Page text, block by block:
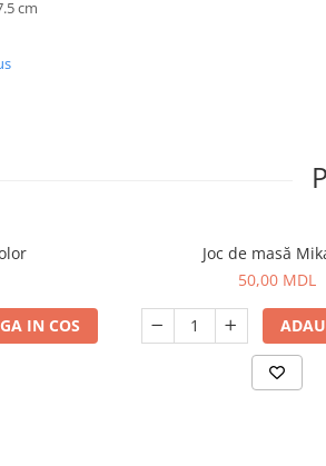
cm
IN COS
Joc de masă
50,00 MDL